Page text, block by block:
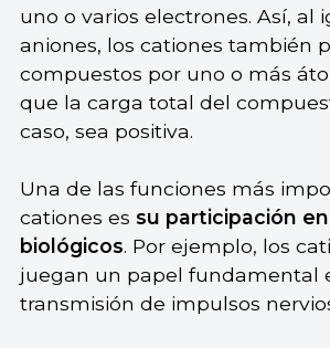
uno o varios electrones. Así, al
aniones, los cationes también
compuestos por uno o más
que la carga total del
caso, sea positiva.
Una de las funciones más
cationes es su participación
biológicos. Por ejemplo, los
juegan un papel fundamental
transmisión de impulsos